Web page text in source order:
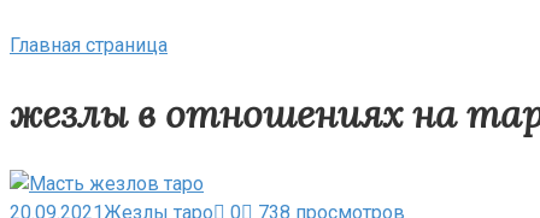
Главная страница
жезлы в отношениях на
20.09.2021Жезлы таро 0
738 просмотров